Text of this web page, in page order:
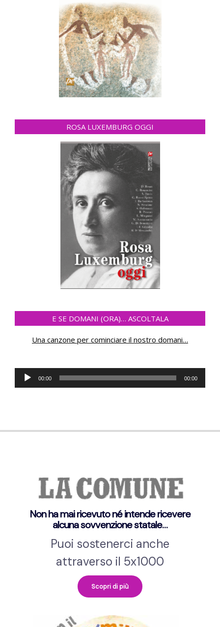
ROSA LUXEMBURG OGGI
E SE DOMANI (ORA)… ASCOLTALA
Una canzone per cominciare il nostro domani…
Audio
Player
00:00 00:00
Non ha mai ricevuto né intende ricevere
alcuna sovvenzione statale…
Puoi sostenerci anche
attraverso il 5x1000
Scopri di più